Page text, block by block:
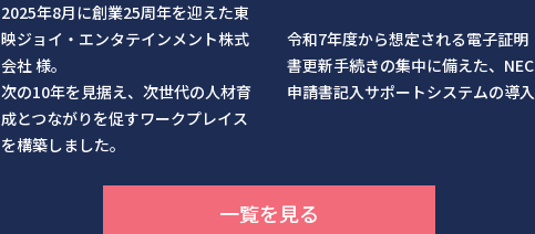
2025年8月に創業25周年を迎えた東
映ジョイ・エンタテインメント株式
会社 様。
次の10年を見据え、次世代の人材育
成とつながりを促すワークプレイス
を構築しました。
令和7年度から想定される電子証明
書更新手続きの集中に備えた、NEC
申請書記入サポートシステムの導入
一覧を見る